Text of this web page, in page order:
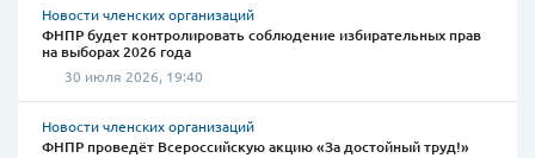
Новости членских организаций
ФНПР будет контролировать соблюдение избирательных прав
на выборах 2026 года
30 июля 2026, 19:40
Новости членских организаций
ФНПР проведёт Всероссийскую акцию «За достойный труд!»